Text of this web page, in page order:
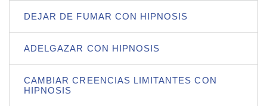
DEJAR DE FUMAR CON HIPNOSIS
ADELGAZAR CON HIPNOSIS
CAMBIAR CREENCIAS LIMITANTES CON
HIPNOSIS